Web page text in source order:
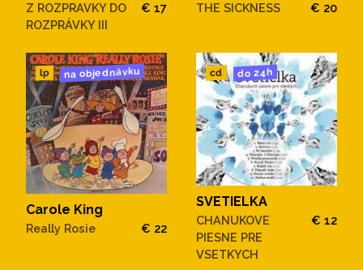
Z ROZPRAVKY DO
ROZPRÁVKY III
€ 17 THE SICKNESS € 20
lp na objednávku
Carole King
Really Rosie € 22
cd do 24h
SVETIELKA
CHANUKOVE
PIESNE PRE
VSETKYCH
€ 12